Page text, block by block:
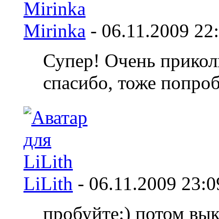
Mirinka - 06.11.2009
Супер! Очень
спасибо, тоже
LiLith - 06.11.2009
пробуйте:) потом